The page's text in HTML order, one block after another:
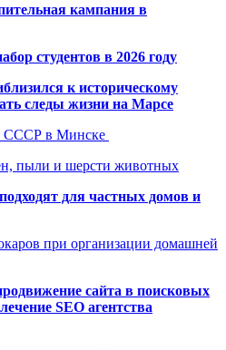
кампания в
студентов в 2026 году
к историческому
следы жизни на Марсе
СССР в Минске
пыли и шерсти животных
для частных домов и
при организации домашней
сайта в поисковых
SEO агентства